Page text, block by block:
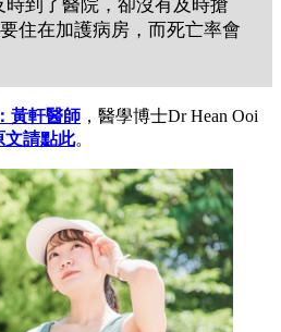
到了醫院，卻沒有及時搶
住在加護病房，而死亡率會
黃軒醫師 ，醫學博士Dr Hean Ooi
文請點此。